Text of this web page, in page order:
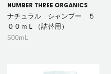
NUMBER THREE ORGANICS
ナチュラル シャンプー ５
００ｍＬ（詰替用）
500mL